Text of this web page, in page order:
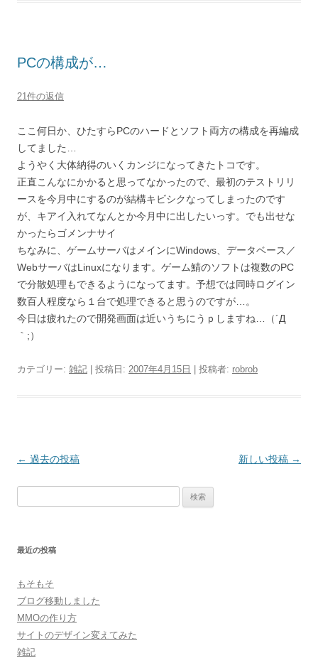
PCの構成が…
21件の返信
ここ何日か、ひたすらPCのハードとソフト両方の構成を再編成
してました…
ようやく大体納得のいくカンジになってきたトコです。
正直こんなにかかると思ってなかったので、最初のテストリリ
ースを今月中にするのが結構キビシクなってしまったのです
が、キアイ入れてなんとか今月中に出したいっす。でも出せな
かったらゴメンナサイ
ちなみに、ゲームサーバはメインにWindows、データベース／
WebサーバはLinuxになります。ゲーム鯖のソフトは複数のPC
で分散処理もできるようになってます。予想では同時ログイン
数百人程度なら１台で処理できると思うのですが…。
今日は疲れたので開発画面は近いうちにうｐしますね…（´Д
｀;）
カテゴリー: 雑記 | 投稿日: 2007年4月15日 投稿者: robrob
投
シ
ョ
ン
← 過去の投稿 新しい投稿 →
最近の投稿
もそもそ
ブログ移動しました
MMOの作り方
サイトのデザイン変えてみた
雑記